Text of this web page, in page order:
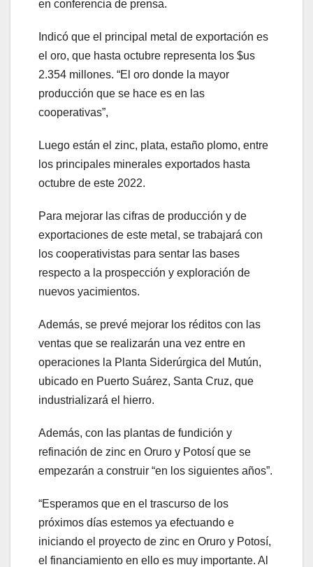
en conferencia de prensa.
Indicó que el principal metal de exportación es
el oro, que hasta octubre representa los $us
2.354 millones. “El oro donde la mayor
producción que se hace es en las
cooperativas”,
Luego están el zinc, plata, estaño plomo, entre
los principales minerales exportados hasta
octubre de este 2022.
Para mejorar las cifras de producción y de
exportaciones de este metal, se trabajará con
los cooperativistas para sentar las bases
respecto a la prospección y exploración de
nuevos yacimientos.
Además, se prevé mejorar los réditos con las
ventas que se realizarán una vez entre en
operaciones la Planta Siderúrgica del Mutún,
ubicado en Puerto Suárez, Santa Cruz, que
industrializará el hierro.
Además, con las plantas de fundición y
refinación de zinc en Oruro y Potosí que se
empezarán a construir “en los siguientes años”.
“Esperamos que en el trascurso de los
próximos días estemos ya efectuando e
iniciando el proyecto de zinc en Oruro y Potosí,
el financiamiento en ello es muy importante. Al